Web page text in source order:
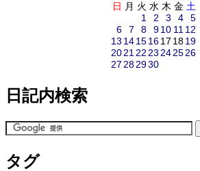
日 月 火 水 木 金 土
1
2 3 4
5
6
7 8 910 11 12
13 14151617 1819
2021 22 23 242526
27 282930
日記内検索
タグ